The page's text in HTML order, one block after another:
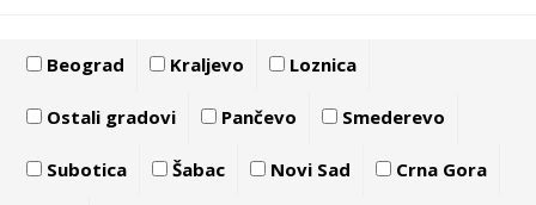
Beograd Kraljevo Loznica
Ostali gradovi Pančevo Smederevo
Subotica Šabac Novi Sad Crna Gora